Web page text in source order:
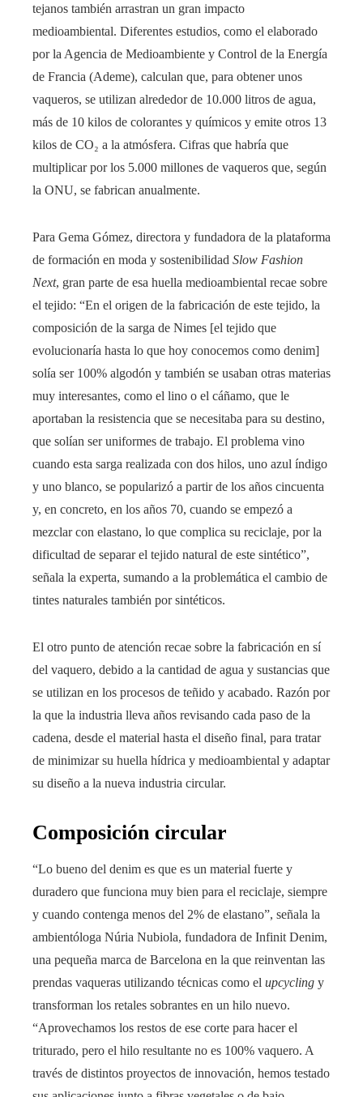
tejanos también arrastran un gran impacto
medioambiental. Diferentes estudios, como el elaborado
por la Agencia de Medioambiente y Control de la Energía
de Francia (Ademe), calculan que, para obtener unos
vaqueros, se utilizan alrededor de 10.000 litros de agua,
más de 10 kilos de colorantes y químicos y emite otros 13
kilos de CO₂ a la atmósfera. Cifras que habría que
multiplicar por los 5.000 millones de vaqueros que, según
la ONU, se fabrican anualmente.
Para Gema Gómez, directora y fundadora de la plataforma
de formación en moda y sostenibilidad Slow Fashion
Next, gran parte de esa huella medioambiental recae sobre
el tejido: “En el origen de la fabricación de este tejido, la
composición de la sarga de Nimes [el tejido que
evolucionaría hasta lo que hoy conocemos como denim]
solía ser 100% algodón y también se usaban otras materias
muy interesantes, como el lino o el cáñamo, que le
aportaban la resistencia que se necesitaba para su destino,
que solían ser uniformes de trabajo. El problema vino
cuando esta sarga realizada con dos hilos, uno azul índigo
y uno blanco, se popularizó a partir de los años cincuenta
y, en concreto, en los años 70, cuando se empezó a
mezclar con elastano, lo que complica su reciclaje, por la
dificultad de separar el tejido natural de este sintético”,
señala la experta, sumando a la problemática el cambio de
tintes naturales también por sintéticos.
El otro punto de atención recae sobre la fabricación en sí
del vaquero, debido a la cantidad de agua y sustancias que
se utilizan en los procesos de teñido y acabado. Razón por
la que la industria lleva años revisando cada paso de la
cadena, desde el material hasta el diseño final, para tratar
de minimizar su huella hídrica y medioambiental y adaptar
su diseño a la nueva industria circular.
Composición circular
“Lo bueno del denim es que es un material fuerte y
duradero que funciona muy bien para el reciclaje, siempre
y cuando contenga menos del 2% de elastano”, señala la
ambientóloga Núria Nubiola, fundadora de Infinit Denim,
una pequeña marca de Barcelona en la que reinventan las
prendas vaqueras utilizando técnicas como el upcycling y
transforman los retales sobrantes en un hilo nuevo.
“Aprovechamos los restos de ese corte para hacer el
triturado, pero el hilo resultante no es 100% vaquero. A
través de distintos proyectos de innovación, hemos testado